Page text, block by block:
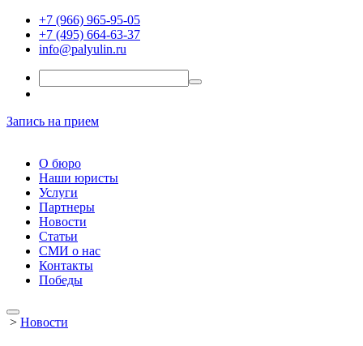
+7 (966) 965-95-05
+7 (495) 664-63-37
info@palyulin.ru
Запись на прием
О бюро
Наши юристы
Услуги
Партнеры
Новости
Статьи
СМИ о нас
Контакты
Победы
> Новости